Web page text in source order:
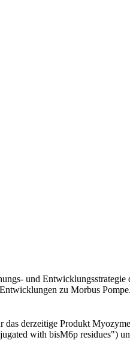
und Entwicklungsstrategie
zu Morbus
das derzeitige Produkt Myozyme
with bisM6p residues")